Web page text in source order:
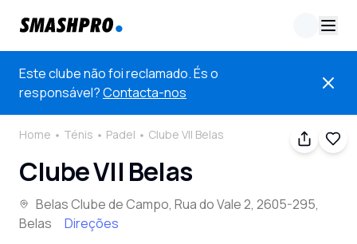
Este clube não foi reclamado. És o
responsável?Contacta-nos
Home Ténis Padel Clube VII Belas
Clube VII Belas
Belas Clube de Campo, Rua do Vale 2, 2605-295,
Belas
Direções